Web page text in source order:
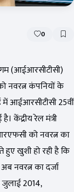
0
(आईआरसीटीसी)
नवरत्न कंपनियों के
में आईआरसीटीसी 25वीं
केंद्रीय रेल मंत्री
को नवरत्न का
हुए खुशी हो रही है कि
नवरत्न का दर्जा
2014,